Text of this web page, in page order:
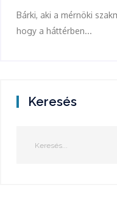
Bárki, aki a mérnöki
hogy a háttérben...
Keresés